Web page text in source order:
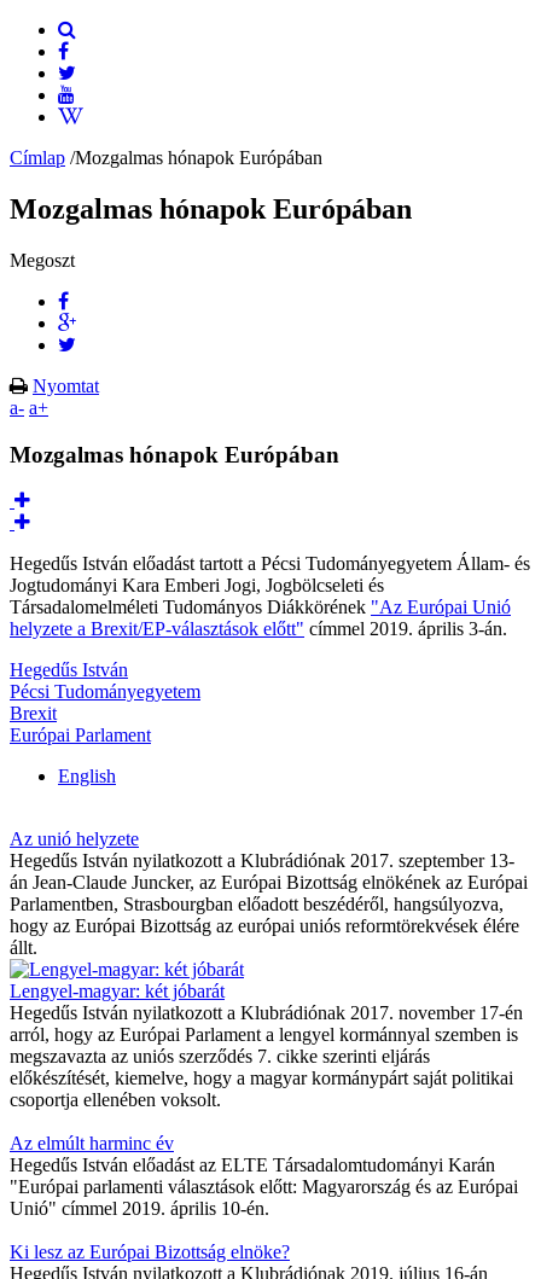
Címlap /Mozgalmas hónapok Európában
Mozgalmas hónapok Európában
Megoszt
Nyomtat
a- a+
Mozgalmas hónapok Európában
Hegedűs István előadást tartott a Pécsi Tudományegyetem Állam- és
Jogtudományi Kara Emberi Jogi, Jogbölcseleti és
Társadalomelméleti Tudományos Diákkörének "Az Európai Unió
helyzete a Brexit/EP-választások előtt" címmel 2019. április 3-án.
Hegedűs István
Pécsi Tudományegyetem
Brexit
Európai Parlament
English
Az unió helyzete
Hegedűs István nyilatkozott a Klubrádiónak 2017. szeptember 13-
án Jean-Claude Juncker, az Európai Bizottság elnökének az Európai
Parlamentben, Strasbourgban előadott beszédéről, hangsúlyozva,
hogy az Európai Bizottság az európai uniós reformtörekvések élére
állt.
Lengyel-magyar: két jóbarát
Hegedűs István nyilatkozott a Klubrádiónak 2017. november 17-én
arról, hogy az Európai Parlament a lengyel kormánnyal szemben is
megszavazta az uniós szerződés 7. cikke szerinti eljárás
előkészítését, kiemelve, hogy a magyar kormánypárt saját politikai
csoportja ellenében voksolt.
Az elmúlt harminc év
Hegedűs István előadást az ELTE Társadalomtudományi Karán
"Európai parlamenti választások előtt: Magyarország és az Európai
Unió" címmel 2019. április 10-én.
Ki lesz az Európai Bizottság elnöke?
Hegedűs István nyilatkozott a Klubrádiónak 2019. július 16-án